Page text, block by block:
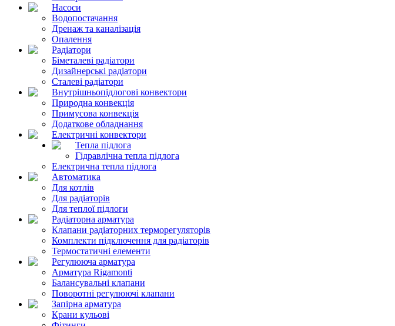
Насоси
Водопостачання
Дренаж та каналізація
Опалення
Радіатори
Біметалеві радіатори
Дизайнерські радіатори
Сталеві радіатори
Внутрішньопідлогові конвектори
Природна конвекція
Примусова конвекція
Додаткове обладнання
Електричні конвектори
Тепла підлога
Гідравлічна тепла підлога
Електрична тепла підлога
Автоматика
Для котлів
Для радіаторів
Для теплої підлоги
Радіаторна арматура
Клапани радіаторних терморегуляторів
Комплекти підключення для радіаторів
Термостатичні елементи
Регулююча арматура
Арматура Rigamonti
Балансувальні клапани
Поворотні регулюючі клапани
Запірна арматура
Крани кульові